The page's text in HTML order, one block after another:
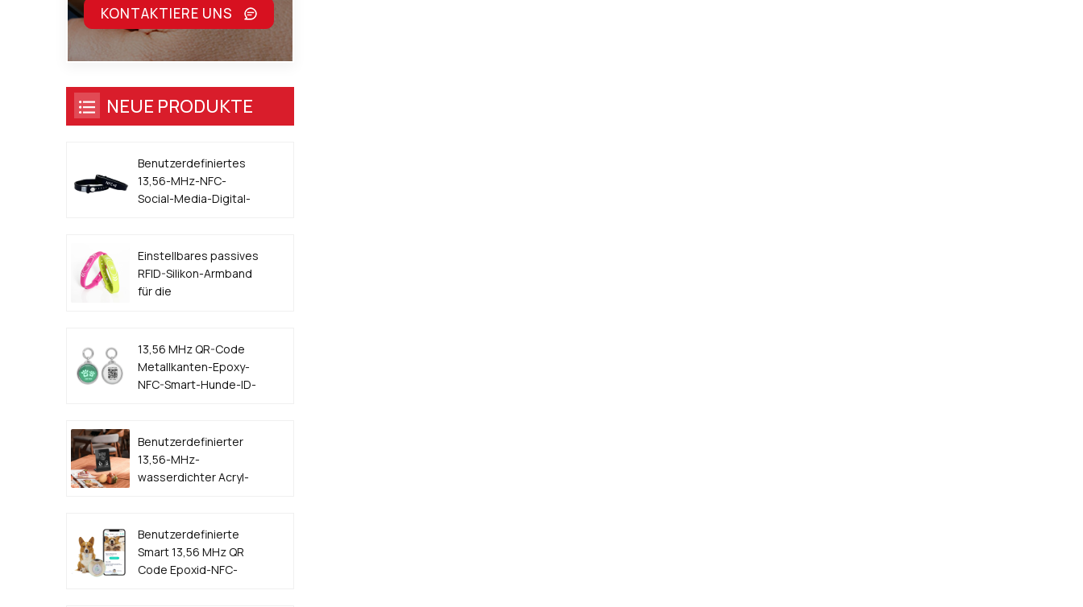
KONTAKTIERE UNS
NEUE PRODUKTE
Benutzerdefiniertes
13,56-MHz-NFC-
Social-Media-Digital-
Einstellbares passives
RFID-Silikon-Armband
für die
13,56 MHz QR-Code
Metallkanten-Epoxy-
NFC-Smart-Hunde-ID-
Benutzerdefinierter
13,56-MHz-
wasserdichter Acryl-
Benutzerdefinierte
Smart 13,56 MHz QR
Code Epoxid-NFC-